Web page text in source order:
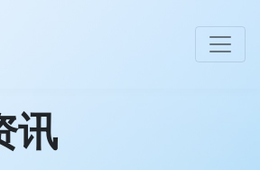
讯